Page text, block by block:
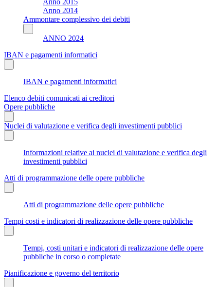
Anno 2014
Ammontare complessivo dei debiti
ANNO 2024
IBAN e pagamenti informatici
IBAN e pagamenti informatici
Elenco debiti comunicati ai creditori
Opere pubbliche
Nuclei di valutazione e verifica degli investimenti pubblici
Informazioni relative ai nuclei di valutazione e verifica degli
investimenti pubblici
Atti di programmazione delle opere pubbliche
Atti di programmazione delle opere pubbliche
Tempi costi e indicatori di realizzazione delle opere pubbliche
Tempi, costi unitari e indicatori di realizzazione delle opere
pubbliche in corso o completate
Pianificazione e governo del territorio